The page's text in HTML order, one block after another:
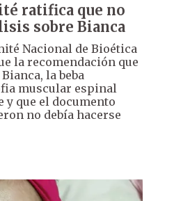
ratifica que no
sobre Bianca
Nacional de Bioética
la recomendación que
la beba
muscular espinal
y que el documento
no debía hacerse